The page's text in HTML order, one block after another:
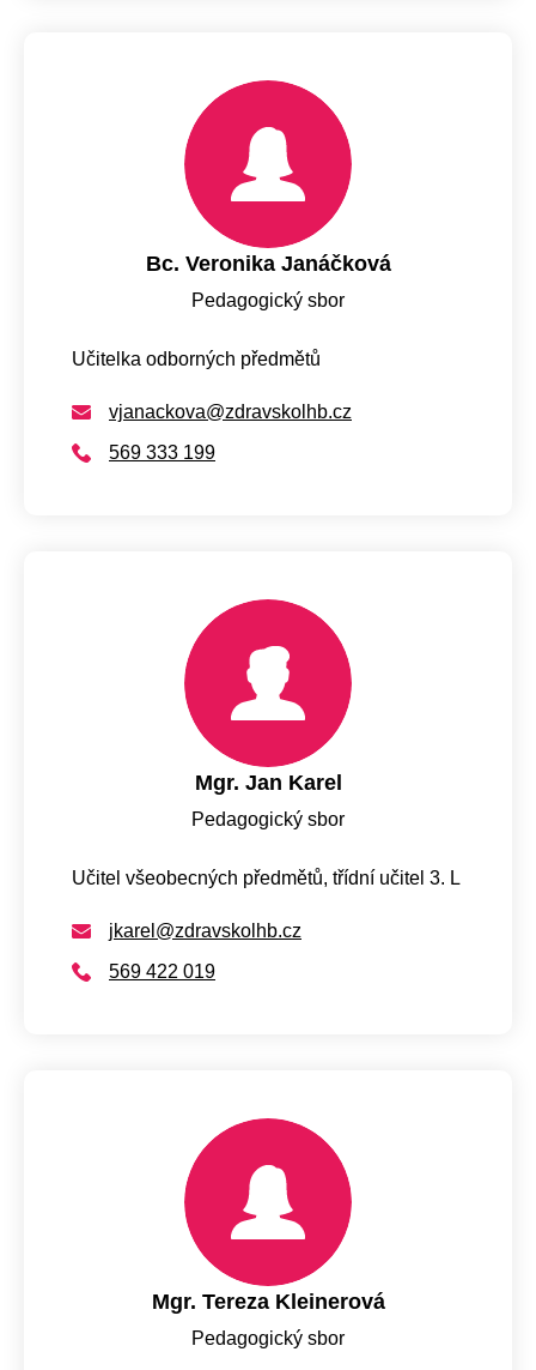
Bc. Veronika Janáčková
Pedagogický sbor
Učitelka odborných předmětů
vjanackova@zdravskolhb.cz
569 333 199
Mgr. Jan Karel
Pedagogický sbor
Učitel všeobecných předmětů, třídní učitel 3. L
jkarel@zdravskolhb.cz
569 422 019
Mgr. Tereza Kleinerová
Pedagogický sbor